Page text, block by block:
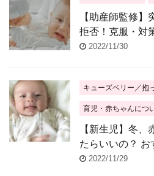
【助産師監修】
拒否！克服・対
2022/11/30
キューズベリー／抱
育児・赤ちゃんにつ
【新生児】冬
たらいいの？ お
2022/11/29